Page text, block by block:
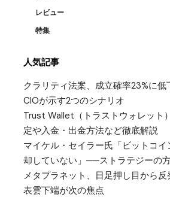
レビュー
特集
人気記事
クラリティ法案、成立確率23%に
CIOが示す2つのシナリオ
Trust Wallet（トラストウォレット
定や入金・出金方法など徹底解説
マイケル・セイラー氏「ビットコ
却していない」──ストラテジーの
メタプラネット、日足押し目から
表雲下端が次の焦点